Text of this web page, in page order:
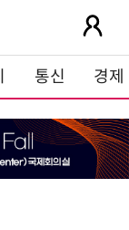
통신 경제